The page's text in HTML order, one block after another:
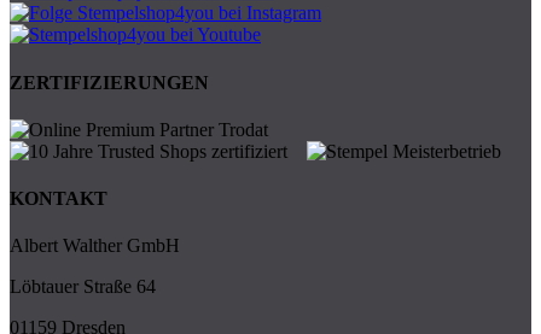
ZERTIFIZIERUNGEN
KONTAKT
Albert Walther GmbH
Löbtauer Straße 64
01159 Dresden